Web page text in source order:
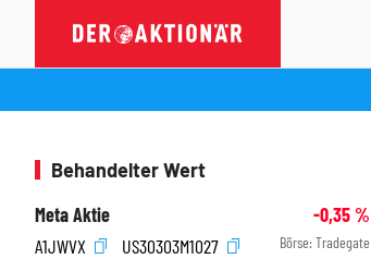
Behandelter Wert
Meta Aktie
-0,35%
A1JWVX
US30303M1027 Börse: Tradegate